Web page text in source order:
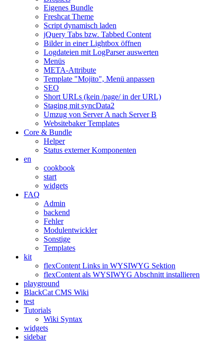
Eigenes Bundle
Freshcat Theme
Script dynamisch laden
jQuery Tabs bzw. Tabbed Content
Bilder in einer Lightbox öffnen
Logdateien mit LogParser auswerten
Menüs
META-Attribute
Template "Mojito", Menü anpassen
SEO
Short URLs (kein /page/ in der URL)
Staging mit syncData2
Umzug von Server A nach Server B
Websitebaker Templates
Core & Bundle
Helper
Status externer Komponenten
en
cookbook
start
widgets
FAQ
Admin
backend
Fehler
Modulentwickler
Sonstige
Templates
kit
flexContent Links in WYSIWYG Sektion
flexContent als WYSIWYG Abschnitt installieren
playground
BlackCat CMS Wiki
test
Tutorials
Wiki Syntax
widgets
sidebar